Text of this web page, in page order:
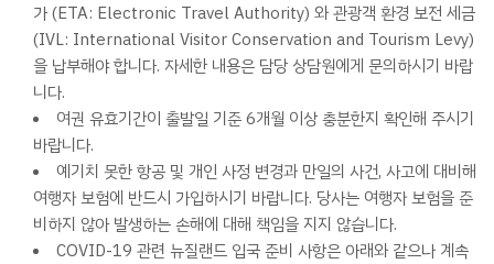
가 (ETA: Electronic Travel Authority) 와 관광객 환경 보전 세금
(IVL: International Visitor Conservation and Tourism Levy)
을 납부해야 합니다. 자세한 내용은 담당 상담원에게 문의하시기 바랍
니다.
여권 유효기간이 출발일 기준 6개월 이상 충분한지 확인해 주시기
바랍니다.
예기치 못한 항공 및 개인 사정 변경과 만일의 사건, 사고에 대비해
여행자 보험에 반드시 가입하시기 바랍니다. 당사는 여행자 보험을 준
비하지 않아 발생하는 손해에 대해 책임을 지지 않습니다.
COVID-19 관련 뉴질랜드 입국 준비 사항은 아래와 같으나 계속